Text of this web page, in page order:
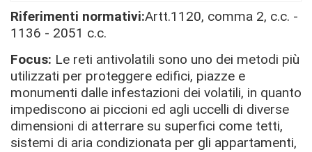
Riferimenti normativi:Artt.1120, comma 2, c.c. -
1136 - 2051 c.c.
Focus: Le reti antivolatili sono uno dei metodi più
utilizzati per proteggere edifici, piazze e
monumenti dalle infestazioni dei volatili, in quanto
impediscono ai piccioni ed agli uccelli di diverse
dimensioni di atterrare su superfici come tetti,
sistemi di aria condizionata per gli appartamenti,